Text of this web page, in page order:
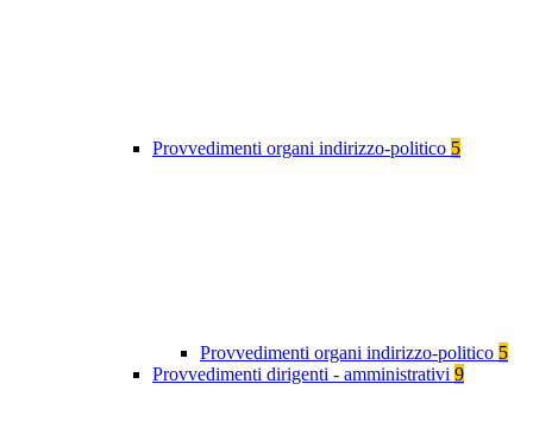
Provvedimenti organi indirizzo-politico 5
Provvedimenti organi indirizzo-politico 5
Provvedimenti dirigenti - amministrativi 9